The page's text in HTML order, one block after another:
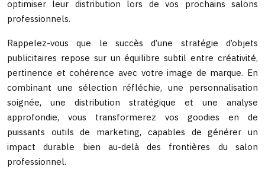
optimiser leur distribution lors de vos prochains salons
professionnels.
Rappelez-vous que le succès d’une stratégie d’objets
publicitaires repose sur un équilibre subtil entre créativité,
pertinence et cohérence avec votre image de marque. En
combinant une sélection réfléchie, une personnalisation
soignée, une distribution stratégique et une analyse
approfondie, vous transformerez vos goodies en de
puissants outils de marketing, capables de générer un
impact durable bien au-delà des frontières du salon
professionnel.